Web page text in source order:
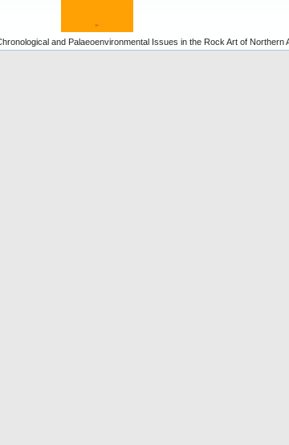
and Palaeoenvironmental Issues in the Rock Art of Northern